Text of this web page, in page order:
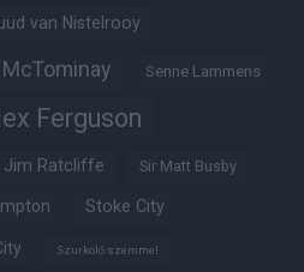
van Nistelrooy
Senne Lammens
Ferguson
Jim Ratcliffe Sir Matt Busby
Stoke City
Szurkoló szemmel